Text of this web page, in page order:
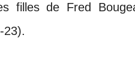
filles de Fred
23).